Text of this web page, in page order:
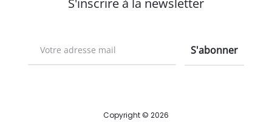
S'inscrire à la newsletter
Copyright © 2026